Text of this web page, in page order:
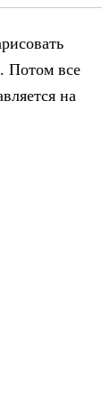
Потом все
на